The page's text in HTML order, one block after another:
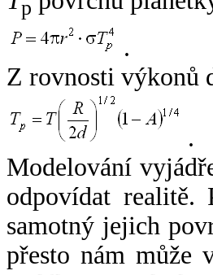
p
.
Z rovnosti výkonů
.
Modelování
odpovídat realitě.
samotný jejich
přesto nám může